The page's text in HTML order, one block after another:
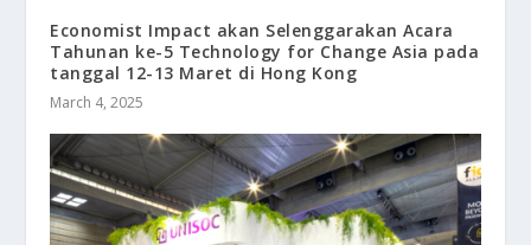
Economist Impact akan Selenggarakan Acara
Tahunan ke-5 Technology for Change Asia pada
tanggal 12-13 Maret di Hong Kong
March 4, 2025